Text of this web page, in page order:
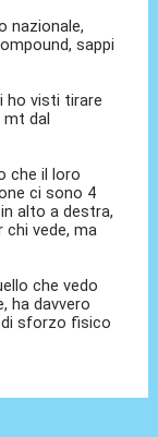
nazionale,
sappi
ho visti tirare
mt dal
che il loro
ci sono 4
alto a destra,
chi vede, ma
che vedo
ha davvero
di sforzo fisico